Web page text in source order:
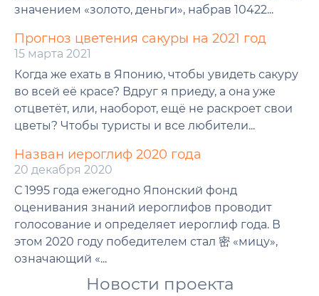
значением «золото, деньги», набрав 10422...
Прогноз цветения сакуры на 2021 год
15 марта 2021
Когда же ехать в Японию, чтобы увидеть сакуру
во всей её красе? Вдруг я приеду, а она уже
отцветёт, или, наоборот, ещё не раскроет свои
цветы? Чтобы туристы и все любители...
Назван иероглиф 2020 года
20 декабря 2020
С 1995 года ежегодно Японский фонд
оценивания знаний иероглифов проводит
голосование и определяет иероглиф года. В
этом 2020 году победителем стал 密 «мицу»,
означающий «...
Новости проекта